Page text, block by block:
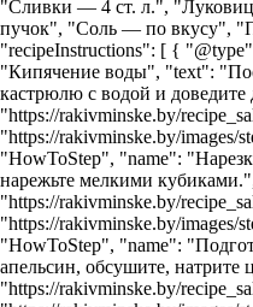
"Сливки — 4 ст. л.",
пучок", "Соль — по вкусу",
"recipeInstructions": [ {
"Кипячение воды", "text":
кастрюлю с водой и
"https://rakivminske.by/
"https://rakivminske.by/images/
"HowToStep", "name":
нарежьте мелкими
"https://rakivminske.by/
"https://rakivminske.by/images/
"HowToStep", "name":
апельсин, обсушите,
"https://rakivminske.by/